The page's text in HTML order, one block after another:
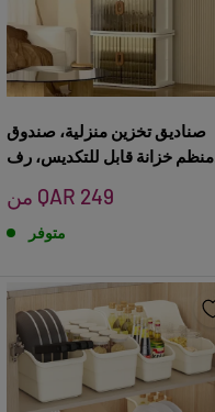
صناديق تخزين منزلية، صندوق
منظم خزانة قابل للتكديس، رف
المنزلية
سعر
البيع
من QAR 249
متوفر